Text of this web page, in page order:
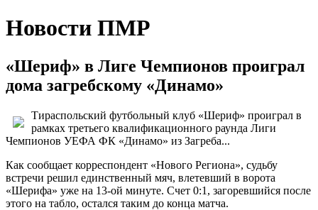
Новости ПМР
«Шериф» в Лиге Чемпионов проиграл
дома загребскому «Динамо»
Тираспольский футбольный клуб «Шериф» проиграл в
рамках третьего квалификационного раунда Лиги
Чемпионов УЕФА ФК «Динамо» из Загреба...
Как сообщает корреспондент «Нового Региона», судьбу
встречи решил единственный мяч, влетевший в ворота
«Шерифа» уже на 13-ой минуте. Счет 0:1, загоревшийся после
этого на табло, остался таким до конца матча.